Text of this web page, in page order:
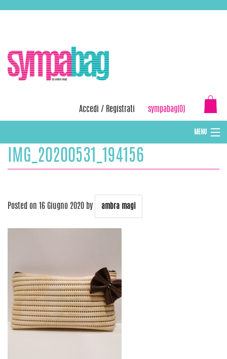
Accedi / Registrati sympabag(0)
MENU
CAPPELLI INVERNALI DONNA
IMG_20200531_194156
Posted on 16 Giugno 2020 by ambra magi